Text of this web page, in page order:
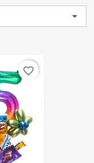

favorite_border